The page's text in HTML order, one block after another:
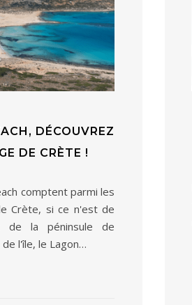
DÉCOUVREZ
DE CRÈTE !
comptent parmi les
Crète, si ce n'est de
la péninsule de
l'île, le Lagon…